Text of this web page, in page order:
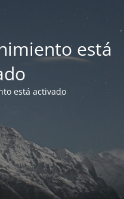
está
está activado